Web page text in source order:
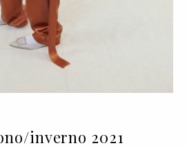
inverno 2021